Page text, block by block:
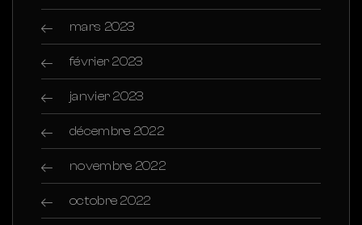
mars 2023
février 2023
janvier 2023
décembre 2022
novembre 2022
octobre 2022